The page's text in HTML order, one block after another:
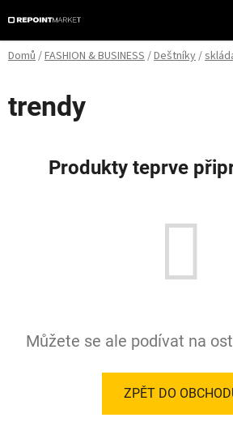
na
obsah
Domů/FASHION & BUSINESS/Deštníky/
trendy
Produkty teprve
Můžete se ale podívat na
ZPĚT DO